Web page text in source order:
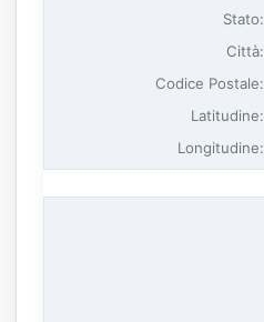
Stato:
Città:
Codice Postale:
Latitudine:
Longitudine: